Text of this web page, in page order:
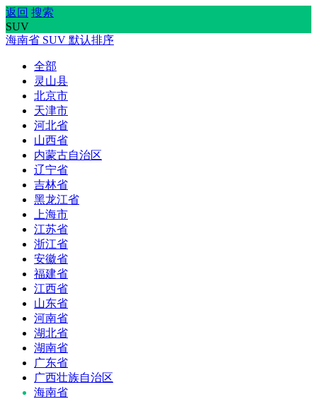
返回 搜索
SUV
海南省 SUV 默认排序
全部
灵山县
北京市
天津市
河北省
山西省
内蒙古自治区
辽宁省
吉林省
黑龙江省
上海市
江苏省
浙江省
安徽省
福建省
江西省
山东省
河南省
湖北省
湖南省
广东省
广西壮族自治区
海南省